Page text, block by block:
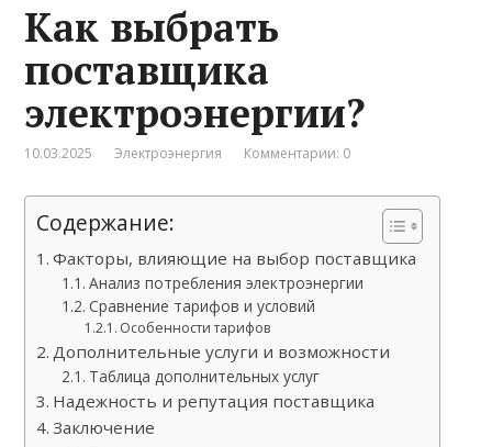
Как выбрать
поставщика
электроэнергии?
10.03.2025 Электроэнергия Комментарии: 0
Содержание:
Факторы, влияющие на выбор поставщика
Анализ потребления электроэнергии
Сравнение тарифов и условий
Особенности тарифов
Дополнительные услуги и возможности
Таблица дополнительных услуг
Надежность и репутация поставщика
Заключение